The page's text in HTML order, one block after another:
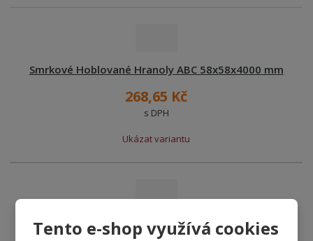
Tento e-shop využívá cookies
Smrkové Hoblované Hranoly ABC 58x58x4000 mm
268,65 Kč
s DPH
Ukázat variantu
Smrkové Hoblované Hranoly ABC 58x79x5000 mm